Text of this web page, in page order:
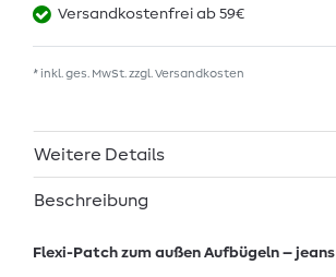
Versandkostenfrei ab 59€
* inkl. ges. MwSt. zzgl.Versandkosten
Weitere Details
Beschreibung
Flexi-Patch zum außen Aufbügeln – jeans